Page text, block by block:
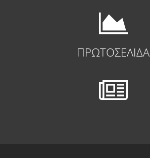
ΠΡΩΤΟΣΕΛΙΔΑ